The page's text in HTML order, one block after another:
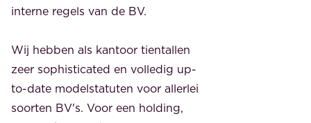
interne regels van de BV.
Wij hebben als kantoor tientallen
zeer sophisticated en volledig up-
to-date modelstatuten voor allerlei
soorten BV's. Voor een holding,